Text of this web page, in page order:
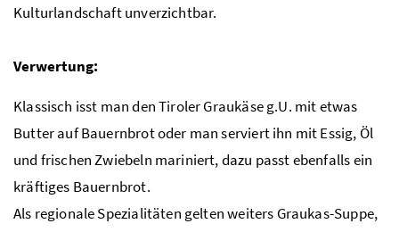
Kulturlandschaft unverzichtbar.
Verwertung:
Klassisch isst man den Tiroler Graukäseg.U. mit etwas
Butter auf Bauernbrot oder man serviert ihn mit Essig, Öl
und frischen Zwiebeln mariniert, dazu passt ebenfalls ein
kräftiges Bauernbrot.
Als regionale Spezialitäten gelten weiters Graukas-Suppe,